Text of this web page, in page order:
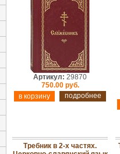
Артикул: 29870
750.00 руб.
подробнее
Требник в 2-х частях.